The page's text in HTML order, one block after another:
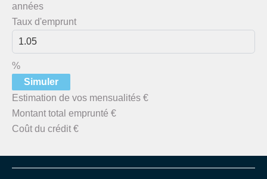
années
Taux d'emprunt
%
Simuler
Estimation de vos mensualités €
Montant total emprunté €
Coût du crédit €